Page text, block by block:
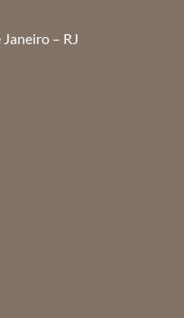
– RJ